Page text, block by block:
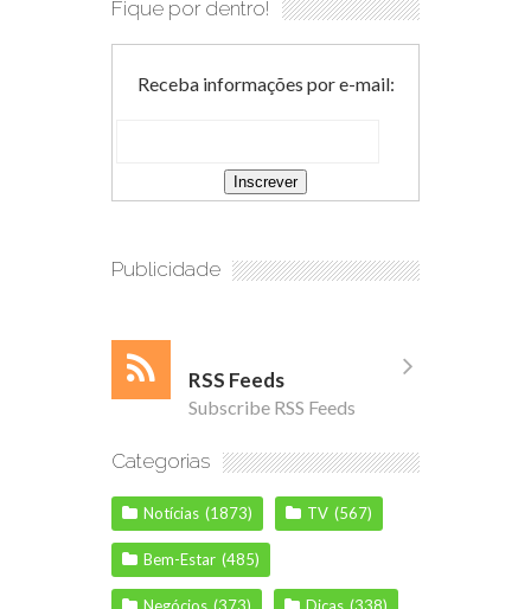
Fique por dentro!
Receba informações por e-mail:
Publicidade
RSS Feeds
Subscribe RSS Feeds
Categorias
Notícias (1873) TV (567)
Bem-Estar (485)